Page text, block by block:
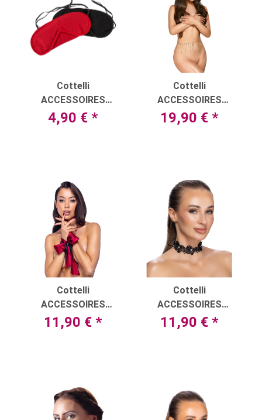
Cottelli
ACCESSOIRES
Augenmasken-Set
rot/schwarz
4,90 € *
Cottelli
ACCESSOIRES
Bauchkette mit
swingenden
19,90 € *
Cottelli
ACCESSOIRES
Bondage-Schal
11,90 € *
Cottelli
ACCESSOIRES
Halsband aus
filigraner Stickerei
11,90 € *